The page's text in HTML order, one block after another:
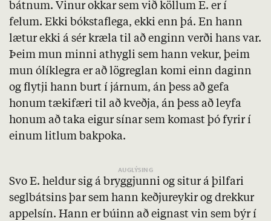
bátnum. Vinur okkar sem við köllum E. er í
felum. Ekki bókstaflega, ekki enn þá. En hann
lætur ekki á sér kræla til að enginn verði hans var.
Þeim mun minni athygli sem hann vekur, þeim
mun ólíklegra er að lögreglan komi einn daginn
og flytji hann burt í járnum, án þess að gefa
honum tækifæri til að kveðja, án þess að leyfa
honum að taka eigur sínar sem komast þó fyrir í
einum litlum bakpoka.
Svo E. heldur sig á bryggjunni og situr á þilfari
seglbátsins þar sem hann keðjureykir og drekkur
appelsín. Hann er búinn að eignast vin sem býr í